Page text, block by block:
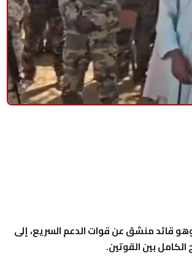
قائد منشق عن قوات الدعم السريع، إلى
بين القوتين.